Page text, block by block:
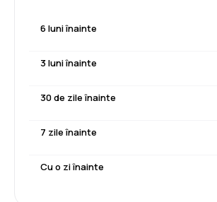
6 luni înainte
3 luni înainte
30 de zile înainte
7 zile înainte
Cu o zi înainte